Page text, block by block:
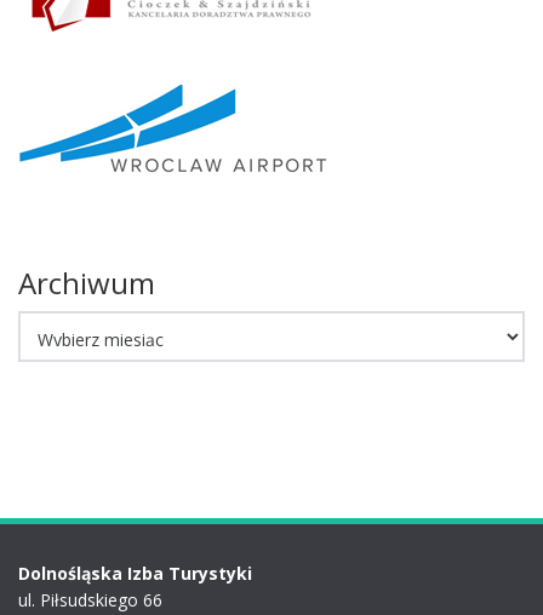
Archiwum
Dolnośląska Izba Turystyki
ul. Piłsudskiego 66